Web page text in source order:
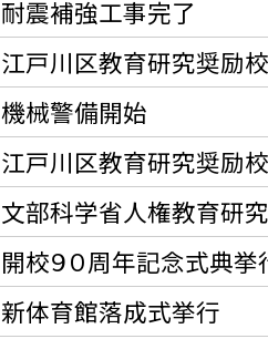
耐震補強工事完了
江戸川区教育研究奨励
機械警備開始
江戸川区教育研究奨励
文部科学省人権教育研
開校９０周年記念式典挙
新体育館落成式挙行